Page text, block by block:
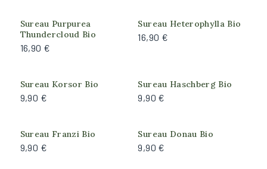
Arbre
Arbustif
Arrosage
Faible
Modéré
Très faible
Produit actuellement
indisponible
Sureau Purpurea
Thundercloud Bio
16,90 €
Sureau Heterophylla Bio
16,90 €
Sureau Korsor Bio
9,90 €
Sureau Haschberg Bio
9,90 €
Sureau Franzi Bio
9,90 €
Sureau Donau Bio
9,90 €